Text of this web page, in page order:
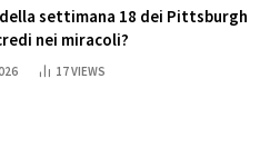
settimana 18 dei Pittsburgh
nei miracoli?
17VIEWS